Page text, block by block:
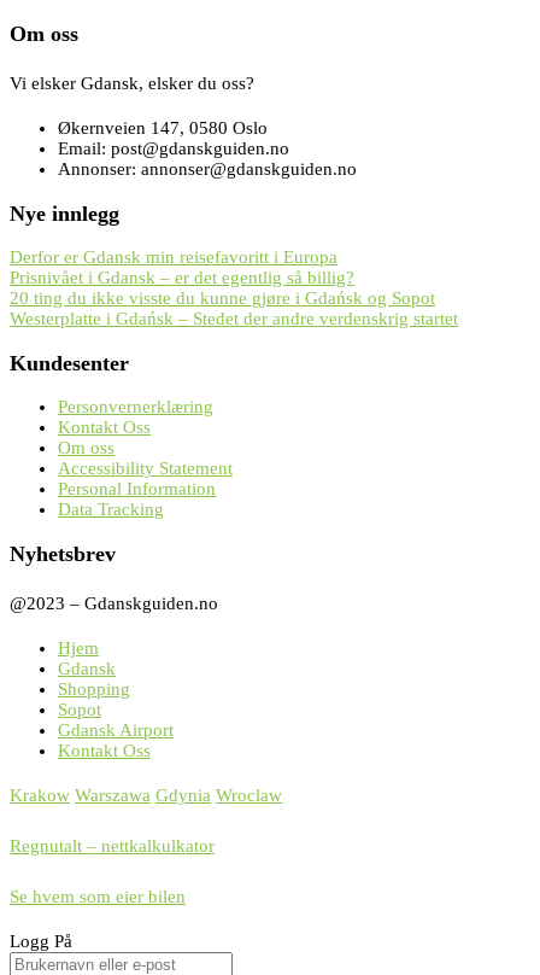
Om oss
Vi elsker Gdansk, elsker du oss?
Økernveien 147, 0580 Oslo
Email: post@gdanskguiden.no
Annonser: annonser@gdanskguiden.no
Nye innlegg
Derfor er Gdansk min reisefavoritt i Europa
Prisnivået i Gdansk – er det egentlig så billig?
20 ting du ikke visste du kunne gjøre i Gdańsk og Sopot
Westerplatte i Gdańsk – Stedet der andre verdenskrig startet
Kundesenter
Personvernerklæring
Kontakt Oss
Om oss
Accessibility Statement
Personal Information
Data Tracking
Nyhetsbrev
@2023 – Gdanskguiden.no
Hjem
Gdansk
Shopping
Sopot
Gdansk Airport
Kontakt Oss
Krakow Warszawa Gdynia Wroclaw
Regnutalt – nettkalkulkator
Se hvem som eier bilen
Logg På